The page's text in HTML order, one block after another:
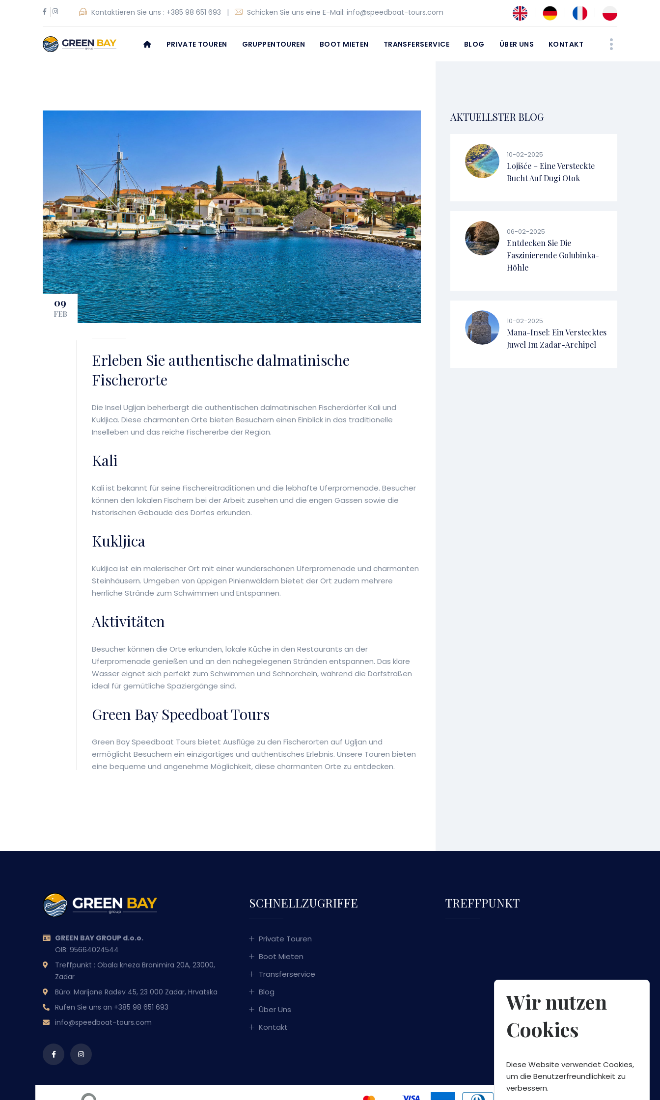
Kontaktieren Sie uns : +385 98 651 693 | Schicken Sie uns eine E-Mail: info@speedboat-tours.com
PRIVATE TOUREN GRUPPENTOUREN BOOT MIETEN TRANSFERSERVICE BLOG ÜBER UNS KONTAKT
09
FEB
Erleben Sie authentische dalmatinische
Fischerorte
Die Insel Ugljan beherbergt die authentischen dalmatinischen Fischerdörfer Kali und
Kukljica. Diese charmanten Orte bieten Besuchern einen Einblick in das traditionelle
Inselleben und das reiche Fischererbe der Region.
Kali
Kali ist bekannt für seine Fischereitraditionen und die lebhafte Uferpromenade. Besucher
können den lokalen Fischern bei der Arbeit zusehen und die engen Gassen sowie die
historischen Gebäude des Dorfes erkunden.
Kukljica
Kukljica ist ein malerischer Ort mit einer wunderschönen Uferpromenade und charmanten
Steinhäusern. Umgeben von üppigen Pinienwäldern bietet der Ort zudem mehrere
herrliche Strände zum Schwimmen und Entspannen.
Aktivitäten
Besucher können die Orte erkunden, lokale Küche in den Restaurants an der
Uferpromenade genießen und an den nahegelegenen Stränden entspannen. Das klare
Wasser eignet sich perfekt zum Schwimmen und Schnorcheln, während die Dorfstraßen
ideal für gemütliche Spaziergänge sind.
Green Bay Speedboat Tours
Green Bay Speedboat Tours bietet Ausflüge zu den Fischerorten auf Ugljan und
ermöglicht Besuchern ein einzigartiges und authentisches Erlebnis. Unsere Touren bieten
eine bequeme und angenehme Möglichkeit, diese charmanten Orte zu entdecken.
AKTUELLSTER BLOG
10-02-2025
Lojišće – Eine Versteckte
Bucht Auf Dugi Otok
06-02-2025
Entdecken Sie Die
Faszinierende Golubinka-
Höhle
10-02-2025
Mana-Insel: Ein Verstecktes
Juwel Im Zadar-Archipel
GREEN BAY GROUP d.o.o.
OIB: 95664024544
Treffpunkt : Obala kneza Branimira 20A, 23000,
Zadar
Büro: Marijane Radev 45, 23 000 Zadar, Hrvatska
Rufen Sie uns an +385 98 651 693
info@speedboat-tours.com
SCHNELLZUGRIFFE
Private Touren
Boot Mieten
Transferservice
Blog
Über Uns
Kontakt
TREFFPUNKT
Wir nutzen
Cookies
Diese Website verwendet Cookies,
um die Benutzerfreundlichkeit zu
verbessern.